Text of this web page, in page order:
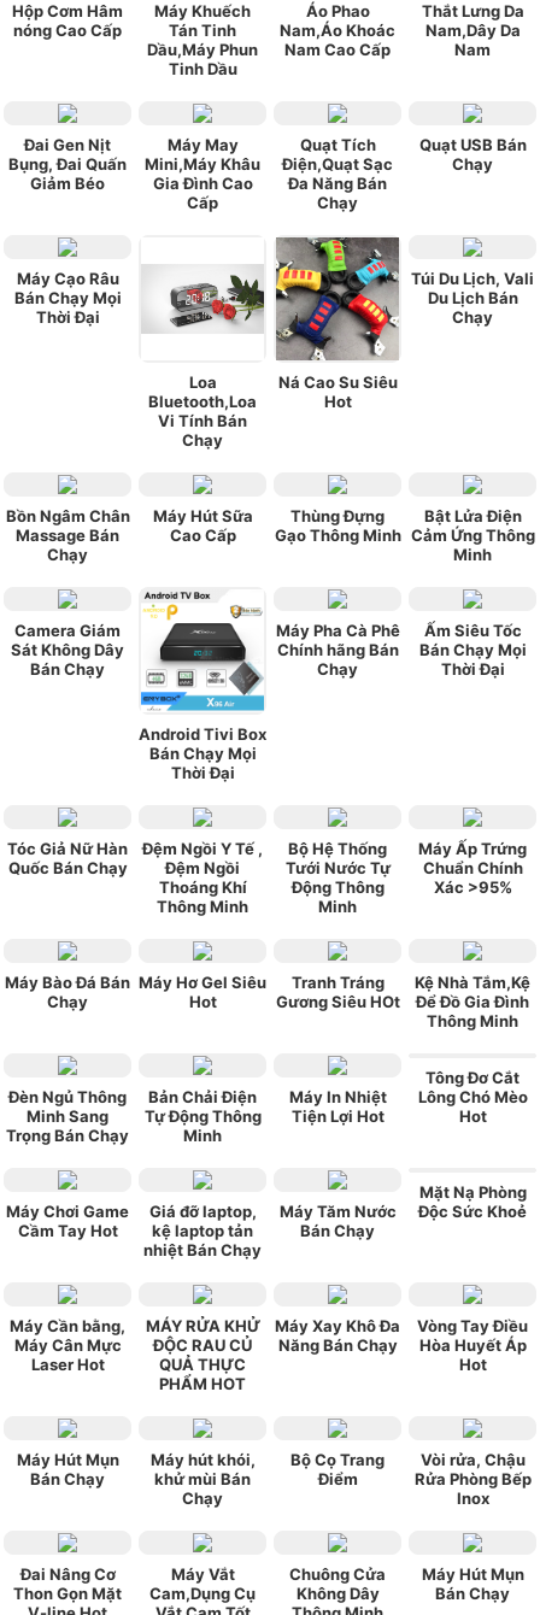
Hộp Cơm Hâm
nóng Cao Cấp
Máy Khuếch
Tán Tinh
Dầu,Máy Phun
Tinh Dầu
Áo Phao
Nam,Áo Khoác
Nam Cao Cấp
Thắt Lưng Da
Nam,Dây Da
Nam
Đai Gen Nịt
Bụng, Đai Quấn
Giảm Béo
Máy May
Mini,Máy Khâu
Gia Đình Cao
Cấp
Quạt Tích
Điện,Quạt Sạc
Đa Năng Bán
Chạy
Quạt USB Bán
Chạy
Máy Cạo Râu
Bán Chạy Mọi
Thời Đại
Loa
Bluetooth,Loa
Vi Tính Bán
Chạy
Ná Cao Su Siêu
Hot
Túi Du Lịch, Vali
Du Lịch Bán
Chạy
Bồn Ngâm Chân
Massage Bán
Chạy
Máy Hút Sữa
Cao Cấp
Thùng Đựng
Gạo Thông Minh
Bật Lửa Điện
Cảm Ứng Thông
Minh
Camera Giám
Sát Không Dây
Bán Chạy
Android Tivi Box
Bán Chạy Mọi
Thời Đại
Máy Pha Cà Phê
Chính hãng Bán
Chạy
Ấm Siêu Tốc
Bán Chạy Mọi
Thời Đại
Tóc Giả Nữ Hàn
Quốc Bán Chạy
Đệm Ngồi Y Tế ,
Đệm Ngồi
Thoáng Khí
Thông Minh
Bộ Hệ Thống
Tưới Nước Tự
Động Thông
Minh
Máy Ấp Trứng
Chuẩn Chính
Xác >95%
Máy Bào Đá Bán
Chạy
Máy Hơ Gel Siêu
Hot
Tranh Tráng
Gương Siêu HOt
Kệ Nhà Tắm,Kệ
Để Đồ Gia Đình
Thông Minh
Đèn Ngủ Thông
Minh Sang
Trọng Bán Chạy
Bản Chải Điện
Tự Động Thông
Minh
Máy In Nhiệt
Tiện Lợi Hot
Tông Đơ Cắt
Lông Chó Mèo
Hot
Máy Chơi Game
Cầm Tay Hot
Giá đỡ laptop,
kệ laptop tản
nhiệt Bán Chạy
Máy Tăm Nước
Bán Chạy
Mặt Nạ Phòng
Độc Sức Khoẻ
Máy Cần bằng,
Máy Cân Mực
Laser Hot
MÁY RỬA KHỬ
ĐỘC RAU CỦ
QUẢ THỰC
PHẨM HOT
Máy Xay Khô Đa
Năng Bán Chạy
Vòng Tay Điều
Hòa Huyết Áp
Hot
Máy Hút Mụn
Bán Chạy
Máy hút khói,
khử mùi Bán
Chạy
Bộ Cọ Trang
Điểm
Vòi rửa, Chậu
Rửa Phòng Bếp
Inox
Đai Nâng Cơ
Thon Gọn Mặt
Máy Vắt
Cam,Dụng Cụ
Chuông Cửa
Không Dây
Máy Hút Mụn
Bán Chạy